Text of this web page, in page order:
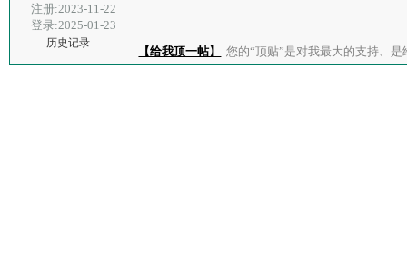
注册:2023-11-22
登录:2025-01-23
历史记录
【给我顶一帖】 您的“顶贴”是对我最大的支持、